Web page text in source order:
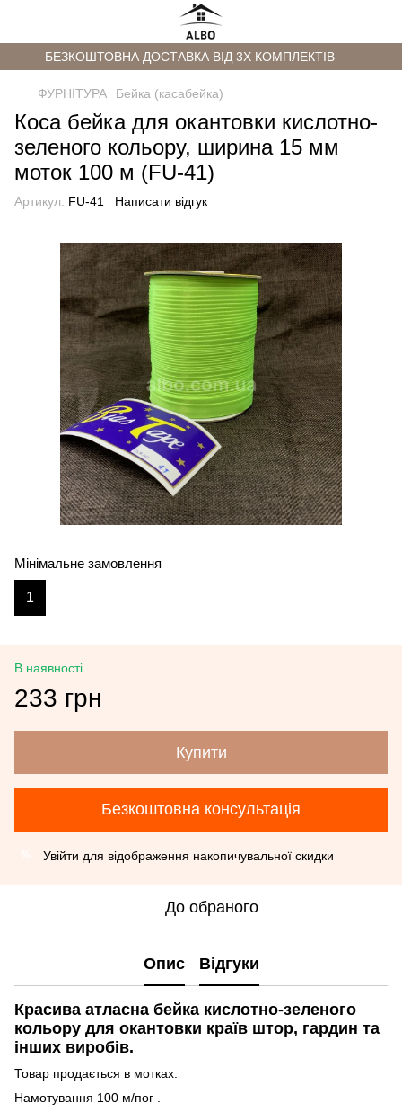
БЕЗКОШТОВНА ДОСТАВКА ВІД 3Х КОМПЛЕКТІВ
ФУРНІТУРА Бейка (касабейка)
Коса бейка для окантовки кислотно-
зеленого кольору, ширина 15 мм
моток 100 м (FU-41)
Артикул: FU-41 Написати відгук
Мінімальне замовлення
1
В наявності
233 грн
Купити
Безкоштовна консультація
Увійти для відображення накопичувальної скидки
До обраного
Опис Відгуки
Красива атласна бейка кислотно-зеленого
кольору для окантовки країв штор, гардин та
інших виробів.
Товар продається в мотках.
Намотування 100 м/пог .